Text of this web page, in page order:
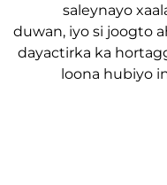
duwan, iyo si
dayactirka
loona